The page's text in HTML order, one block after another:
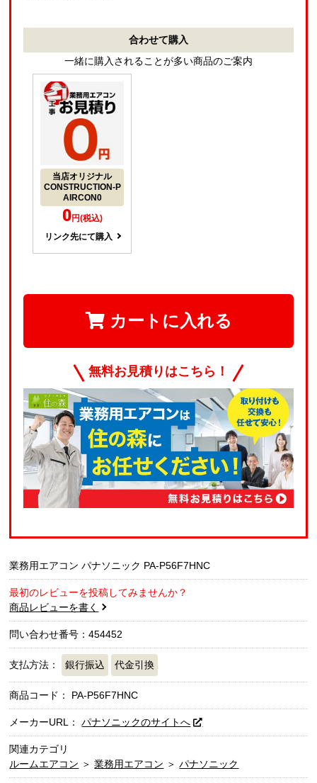
合わせて購入
一緒に購入されることが多い商品のご案内
当店オリジナル
CONSTRUCTION-P
AIRCON0
0円(税込)
リンク先にて購入
カートに入れる
無料お見積りはこちら！
業務用エアコン パナソニック PA-P56F7HNC
最初のレビューを投稿してみませんか？
商品レビューを書く
問い合わせ番号：454452
支払方法： 銀行振込 代金引換
商品コード： PA-P56F7HNC
メーカーURL：パナソニックのサイトへ
関連カテゴリ
ルームエアコン ＞ 業務用エアコン ＞ パナソニック